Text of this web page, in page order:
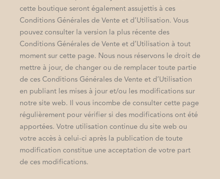
cette boutique seront également assujettis à ces
Conditions Générales de Vente et d’Utilisation. Vous
pouvez consulter la version la plus récente des
Conditions Générales de Vente et d’Utilisation à tout
moment sur cette page. Nous nous réservons le droit de
mettre à jour, de changer ou de remplacer toute partie
de ces Conditions Générales de Vente et d’Utilisation
en publiant les mises à jour et/ou les modifications sur
notre site web. Il vous incombe de consulter cette page
régulièrement pour vérifier si des modifications ont été
apportées. Votre utilisation continue du site web ou
votre accès à celui-ci après la publication de toute
modification constitue une acceptation de votre part
de ces modifications.